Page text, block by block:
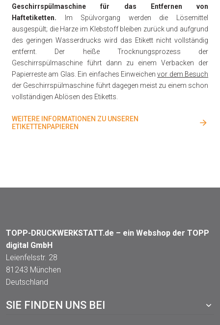
Geschirrspülmaschine für das Entfernen von
Haftetiketten. Im Spülvorgang werden die Lösemittel
ausgespült; die Harze im Klebstoff bleiben zurück und aufgrund
des geringen Wasserdrucks wird das Etikett nicht vollständig
entfernt. Der heiße Trocknungsprozess der
Geschirrspülmaschine führt dann zu einem Verbacken der
Papierreste am Glas. Ein einfaches Einweichenvor dem Besuch
der Geschirrspülmaschine führt dagegen meist zu einem schon
vollständigen Ablösen des Etiketts.
WEITERE INFORMATIONEN ZU UNSEREN
ETIKETTENPAPIEREN
TOPP-DRUCKWERKSTATT.de – ein Webshop der TOPP
digital GmbH
Leienfelsstr. 28
81243 München
Deutschland
SIE FINDEN UNS BEI